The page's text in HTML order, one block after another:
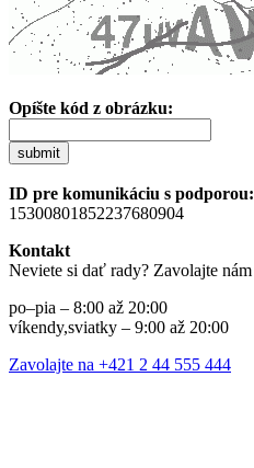
Opíšte kód z obrázku:
submit
ID pre komunikáciu s podporou:
15300801852237680904
Kontakt
Neviete si dať rady? Zavolajte nám
po–pia – 8:00 až 20:00
víkendy,sviatky – 9:00 až 20:00
Zavolajte na +421 2 44 555 444